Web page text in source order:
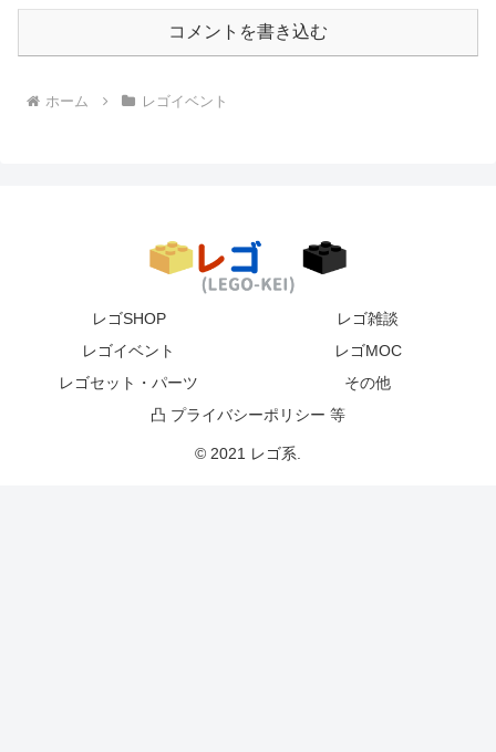
コメントを書き込む
ホーム レゴイベント
レゴSHOP
レゴ雑談
レゴイベント
レゴMOC
レゴセット・パーツ
その他
凸 プライバシーポリシー 等
© 2021 レゴ系.